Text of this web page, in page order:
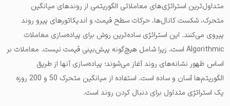
متداول‌ترین استراتژی‌های معاملاتی الگوریتمی از روندهای میانگین
متحرک، شکست کانال‌ها، حرکات سطح قیمت و اندیکاتورهای پیرو روند
پیروی می‌کنند. این استراتژی ساده‌ترین روش برای پیاده‌سازی معاملات
Algorithmic است، زیرا شامل هیچ‌گونه پیش‌بینی قیمت نیست. معاملات بر
اساس ظهور نشانه‌های روند آغاز می‌شوند؛ پیاده‌سازی آنها از طریق
الگوریتم‌ها آسان و ساده است. استفاده از میانگین متحرک 50 و 200 روزه
یک استراتژی متداول برای دنبال کردن روند است.